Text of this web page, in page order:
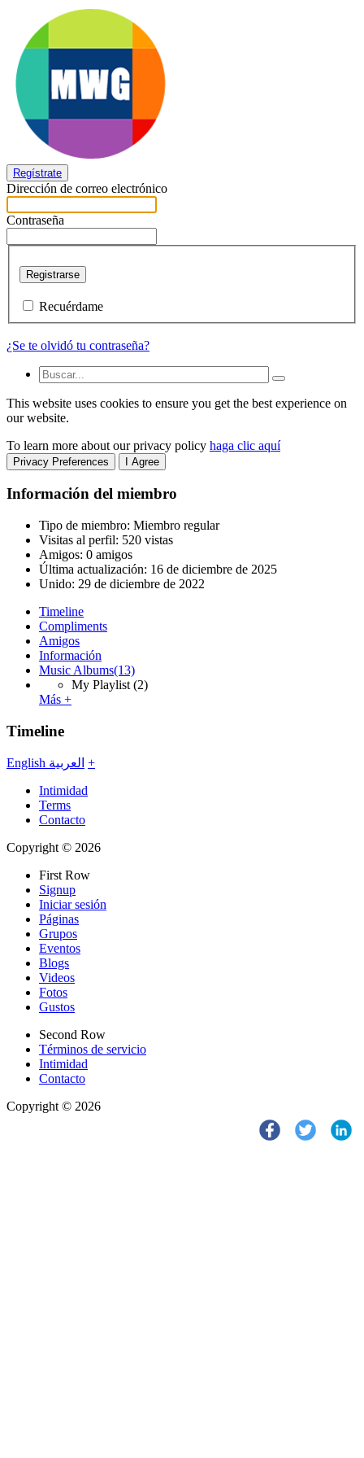
Regístrate
Dirección de correo electrónico
Contraseña
Registrarse
Recuérdame
¿Se te olvidó tu contraseña?
This website uses cookies to ensure you get the best experience on
our website.
To learn more about our privacy policy haga clic aquí
Privacy Preferences I Agree
Información del miembro
Tipo de miembro: Miembro regular
Visitas al perfil: 520 vistas
Amigos: 0 amigos
Última actualización: 16 de diciembre de 2025
Unido: 29 de diciembre de 2022
Timeline
Compliments
Amigos
Información
Music Albums(13)
My Playlist (2)
Más +
Timeline
English العربية +
Intimidad
Terms
Contacto
Copyright © 2026
First Row
Signup
Iniciar sesión
Páginas
Grupos
Eventos
Blogs
Videos
Fotos
Gustos
Second Row
Términos de servicio
Intimidad
Contacto
Copyright © 2026